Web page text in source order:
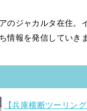
のジャカルタ在住。
情報を発信していきま
【兵庫横断ツーリン